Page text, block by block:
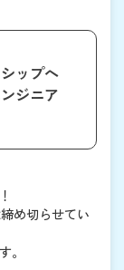
ップへ
ジニア
め切らせてい
。